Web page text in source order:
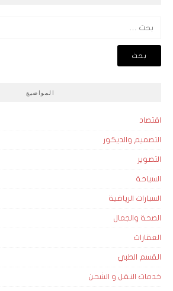
المواضيع
اقتصاد
التصميم والديكور
التصوير
السياحة
السيارات الرياضية
الصحة والجمال
العقارات
القسم الطبي
خدمات النقل و الشحن